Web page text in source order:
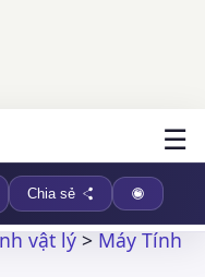
☰
Chia sẻ
vật lý>Máy Tính